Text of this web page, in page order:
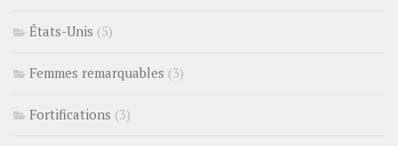
États-Unis (5)
Femmes remarquables (3)
Fortifications (3)